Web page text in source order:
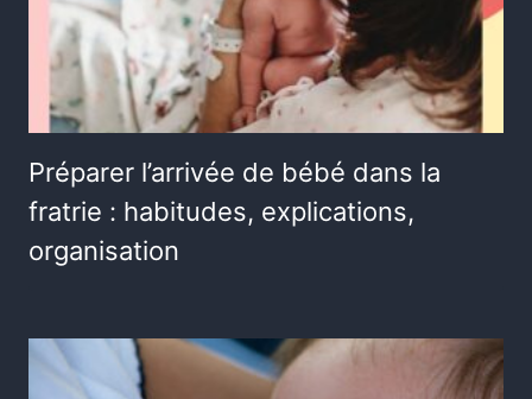
Préparer l’arrivée de bébé dans la
fratrie : habitudes, explications,
organisation